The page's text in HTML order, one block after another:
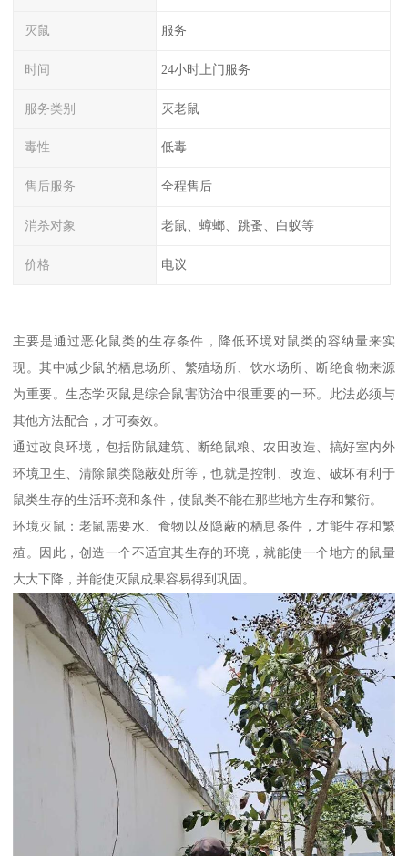
灭鼠 服务
时间 24小时上门服务
服务类别 灭老鼠
毒性 低毒
售后服务 全程售后
消杀对象 老鼠、蟑螂、跳蚤、白蚁等
价格 电议
主要是通过恶化鼠类的生存条件，降低环境对鼠类的容纳量来实
现。其中减少鼠的栖息场所、繁殖场所、饮水场所、断绝食物来源
为重要。生态学灭鼠是综合鼠害防治中很重要的一环。此法必须与
其他方法配合，才可奏效。
通过改良环境，包括防鼠建筑、断绝鼠粮、农田改造、搞好室内外
环境卫生、清除鼠类隐蔽处所等，也就是控制、改造、破坏有利于
鼠类生存的生活环境和条件，使鼠类不能在那些地方生存和繁衍。
环境灭鼠：老鼠需要水、食物以及隐蔽的栖息条件，才能生存和繁
殖。因此，创造一个不适宜其生存的环境，就能使一个地方的鼠量
大大下降，并能使灭鼠成果容易得到巩固。